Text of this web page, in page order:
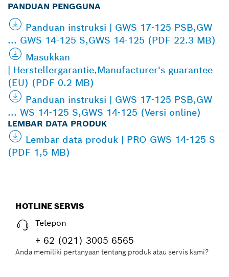
PANDUAN PENGGUNA
Panduan instruksi | GWS 17-125 PSB,GW
... GWS 14-125 S,GWS 14-125 (PDF 22.3 MB)
Masukkan
| Herstellergarantie,Manufacturer's guarantee
(EU) (PDF 0.2 MB)
Panduan instruksi | GWS 17-125 PSB,GW
... WS 14-125 S,GWS 14-125 (Versi online)
LEMBAR DATA PRODUK
Lembar data produk | PRO GWS 14-125 S
(PDF 1,5 MB)
HOTLINE SERVIS
Telepon
+ 62 (021) 3005 6565
Anda memiliki pertanyaan tentang produk atau servis kami?